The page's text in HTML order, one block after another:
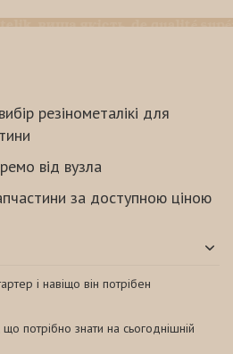
резінометалікі для
від вузла
за доступною ціною
і навіщо він потрібен
потрібно знати на сьогоднішній